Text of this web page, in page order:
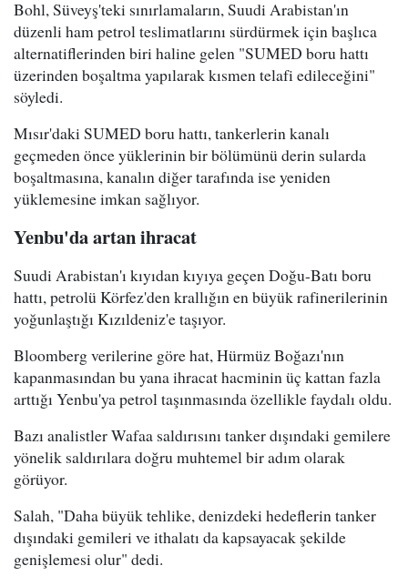
Bohl, Süveyş'teki sınırlamaların, Suudi Arabistan'ın
düzenli ham petrol teslimatlarını sürdürmek için başlıca
alternatiflerinden biri haline gelen "SUMED boru hattı
üzerinden boşaltma yapılarak kısmen telafi edileceğini"
söyledi.
Mısır'daki SUMED boru hattı, tankerlerin kanalı
geçmeden önce yüklerinin bir bölümünü derin sularda
boşaltmasına, kanalın diğer tarafında ise yeniden
yüklemesine imkan sağlıyor.
Yenbu'da artan ihracat
Suudi Arabistan'ı kıyıdan kıyıya geçen Doğu-Batı boru
hattı, petrolü Körfez'den krallığın en büyük rafinerilerinin
yoğunlaştığı Kızıldeniz'e taşıyor.
Bloomberg verilerine göre hat, Hürmüz Boğazı'nın
kapanmasından bu yana ihracat hacminin üç kattan fazla
arttığı Yenbu'ya petrol taşınmasında özellikle faydalı oldu.
Bazı analistler Wafaa saldırısını tanker dışındaki gemilere
yönelik saldırılara doğru muhtemel bir adım olarak
görüyor.
Salah, "Daha büyük tehlike, denizdeki hedeflerin tanker
dışındaki gemileri ve ithalatı da kapsayacak şekilde
genişlemesi olur" dedi.